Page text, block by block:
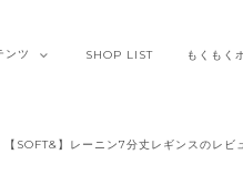
ンツ SHOP LIST もくもく
【SOFT&】レーニン7分丈レギンスのレビ